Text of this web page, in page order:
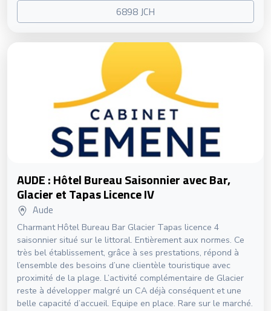
6898 JCH
AUDE : Hôtel Bureau Saisonnier avec Bar,
Glacier et Tapas Licence IV
Aude
Charmant Hôtel Bureau Bar Glacier Tapas licence 4
saisonnier situé sur le littoral. Entièrement aux normes. Ce
très bel établissement, grâce à ses prestations, répond à
l’ensemble des besoins d’une clientèle touristique avec
proximité de la plage. L’activité complémentaire de Glacier
reste à développer malgré un CA déjà conséquent et une
belle capacité d’accueil. Equipe en place. Rare sur le marché.